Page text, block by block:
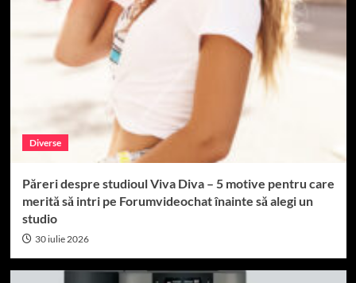
Diverse
Păreri despre studioul Viva Diva – 5 motive pentru care
merită să intri pe Forumvideochat înainte să alegi un
studio
30 iulie 2026